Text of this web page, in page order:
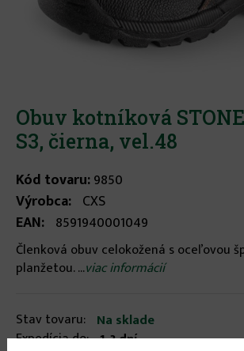
Obuv kotníková
S3, čierna, vel.48
Kód tovaru:9850
Výrobca: CXS
EAN: 8591940001049
Členková obuv celokožená s oceľovou
planžetou. ...viac informácií
Stav tovaru: Na sklade
Expedícia do: 1-3 dní